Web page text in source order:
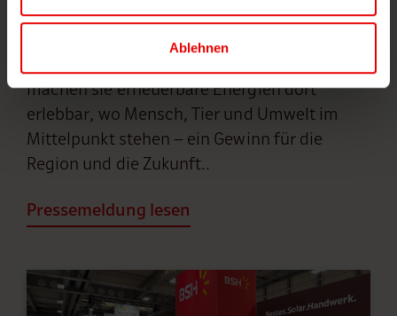
Ablehnen
Seit 2020 partnerschaftlich verbunden,
wurde im April 2025 eine Photovoltaikanlage
machen sie erneuerbare Energien dort
erlebbar, wo Mensch, Tier und Umwelt im
Mittelpunkt stehen – ein Gewinn für die
Region und die Zukunft..
Pressemeldung lesen